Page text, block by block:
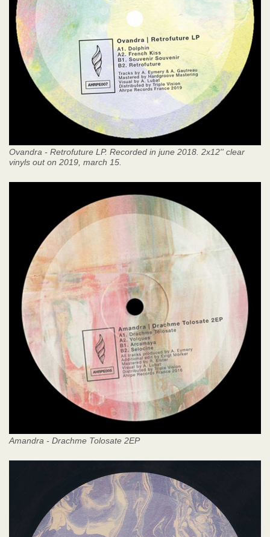
Ovandra - Retrofuture LP. Recorded in june 2018. 2x12'' clear
vinyls out on 2019, march 15.
Amandra - Drachme Tolosate 2EP